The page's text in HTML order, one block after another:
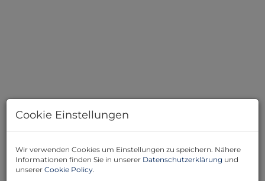
Beschreibung
Cookie Einstellungen
Wir verwenden Cookies um Einstellungen zu speichern. Nähere
Informationen finden Sie in unserer Datenschutzerklärung und
unserer Cookie Policy.